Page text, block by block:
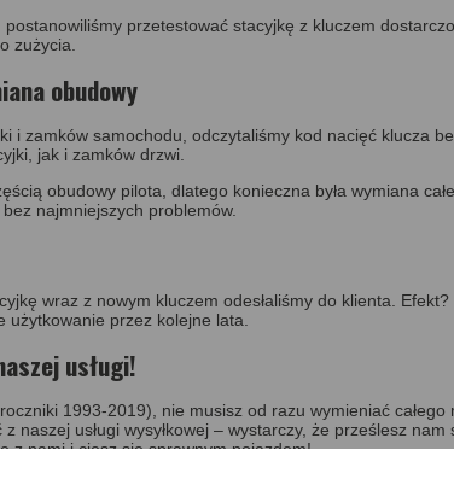
przetestować stacyjkę z kluczem
zużycia.
obudowy
i zamków samochodu, odczytaliśmy kod nacięć klucza
jak i zamków drzwi.
obudowy pilota, dlatego konieczna była wymiana
najmniejszych problemów.
wraz z nowym kluczem odesłaliśmy do klienta.
przez kolejne lata.
usługi!
1993-2019), nie musisz od razu wymieniać
naszej usługi wysyłkowej – wystarczy, że prześlesz
z nami i ciesz się sprawnym pojazdem!